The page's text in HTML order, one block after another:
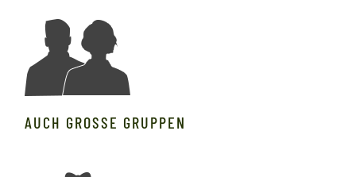
AUCH GROSSE GRUPPEN